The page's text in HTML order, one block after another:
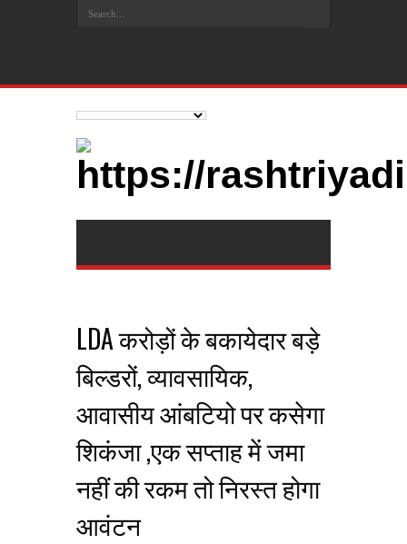
LDA करोड़ों के बकायेदार बड़े
बिल्डरों, व्यावसायिक,
आवासीय आंबटियो पर कसेगा
शिकंजा ,एक सप्ताह में जमा
नहीं की रकम तो निरस्त होगा
आवंटन